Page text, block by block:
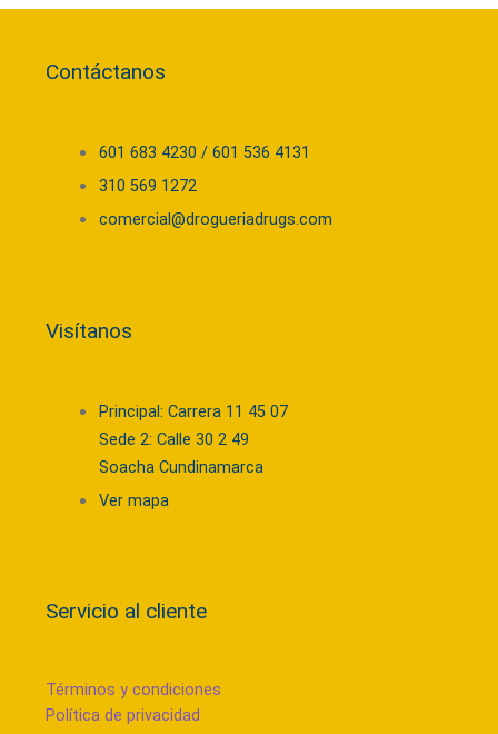
Contáctanos
601 683 4230 / 601 536 4131
310 569 1272
comercial@drogueriadrugs.com
Visítanos
Principal: Carrera 11 45 07
Sede 2: Calle 30 2 49
Soacha Cundinamarca
Ver mapa
Servicio al cliente
Términos y condiciones
Política de privacidad